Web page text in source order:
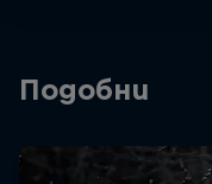
Подобни